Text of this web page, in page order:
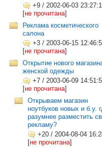
+9 / 2002-06-03
[не прочитана]
Реклама косметического
салона
+3 / 2003-06-15
[не прочитана]
Открытие нового
женской одежды
+7 / 2003-06-09
[не прочитана]
Открываем магазин
ноутбуков новых и б.у.
разумнее разместить
рекламу?
+20 / 2004-08-04
[не прочитана]